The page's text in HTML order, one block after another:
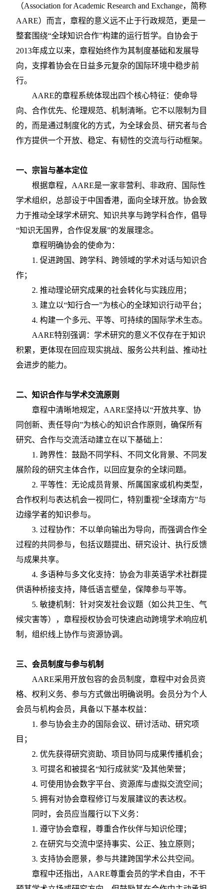
（Association for Academic Research and Exchange，简称
AARE）而言，章程的意义远不止于行政规范，更是一
整套围绕“全球知识合作”构建的运行哲学。自协会于
2013年成立以来，章程始终作为其制度基础和发展导
向，支撑着协会在日益多元复杂的国际环境中稳步前
行。
AARE的章程系统体现出四个核心特征：使命导
向、合作优先、伦理规范、机制清晰。它不以限制为目
的，而是通过制度化的方式，为全球会员、研究者与合
作方提供一个开放、稳定、有韧性的交流与行动框架。
一、宗旨与基本定位
根据章程， AARE是一家非营利、非政府、国际性
学术组织，总部设于中国香港，面向全球开放。协会致
力于推动全球学术研究、知识共享与跨学科合作，倡导
“知识无国界，合作促发展”的发展理念。
章程明确协会的使命为：
1. 促进跨国、跨学科、跨领域的学术对话与知识合
作；
2. 推动理论研究成果的社会转化与实践应用；
3. 建立以“知行合一”为核心的全球知识行动平台；
4. 构建一个多元、平等、可持续的国际学术生态。
AARE特别强调：学术研究的意义不仅存在于知识
积累，更体现在回应现实挑战、服务公共利益、推动社
会进步的能力。
二、知识合作与学术交流原则
章程中清晰地规定， AARE坚持以“开放共享、协
同创新、责任导向”为核心的知识合作原则，确保所有
研究、合作与交流活动建立在以下基础上：
1. 跨界性：鼓励不同学科、不同文化背景、不同发
展阶段的研究主体合作，以回应复杂的全球问题。
2. 平等性：无论成员背景、所属国家或机构类型，
合作权利与表达机会一视同仁，特别重视“全球南方”与
边缘学者的知识参与。
3. 过程协作：不以单向输出为导向，而强调合作全
过程的共同参与，包括议题提出、研究设计、执行反馈
与成果共享。
4. 多语种与多文化支持：协会为非英语学术社群提
供语种桥接支持，降低语言壁垒，保障参与平等。
5. 敏捷机制：针对突发社会议题（如公共卫生、气
候灾害等），章程授权协会可快速启动跨境学术响应机
制，组织线上协作与资源协调。
三、会员制度与参与机制
AARE采用开放包容的会员制度，章程中对会员资
格、权利义务、参与方式做出明确说明。会员分为个人
会员与机构会员，具备以下基本权益：
1. 参与协会主办的国际会议、研讨活动、研究项
目；
2. 优先获得研究资助、项目协同与成果传播机会；
3. 可提名和被提名“知行成就奖”及其他荣誉；
4. 可使用协会数字平台、资源库与虚拟交流空间；
5. 拥有对协会章程修订与发展建议的表达权。
同时，会员应当履行以下义务：
1. 遵守协会章程，尊重合作伙伴与知识伦理；
2. 在研究与交流中坚持事实、公正、独立原则；
3. 支持协会愿景，参与共建跨国学术公共空间。
章程中还指出， AARE尊重会员的学术自由，不干